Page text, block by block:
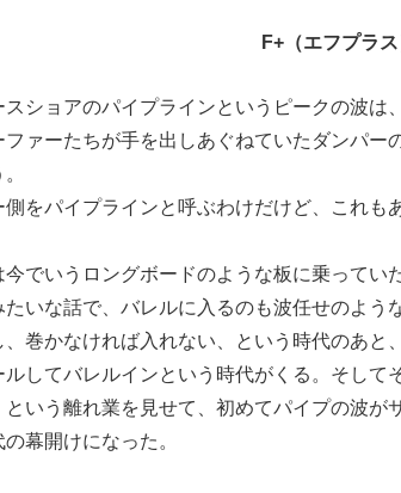
F+（エフプラス
ショアのパイプラインというピークの波は、
ァーたちが手を出しあぐねていたダンパー
をパイプラインと呼ぶわけだけど、これも
でいうロングボードのような板に乗ってい
いな話で、バレルに入るのも波任せのよう
巻かなければ入れない、という時代のあと、
してバレルインという時代がくる。そして
いう離れ業を見せて、初めてパイプの波が
幕開けになった。